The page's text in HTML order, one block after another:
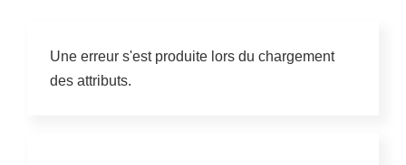
Une erreur s'est produite lors du chargement
des attributs.